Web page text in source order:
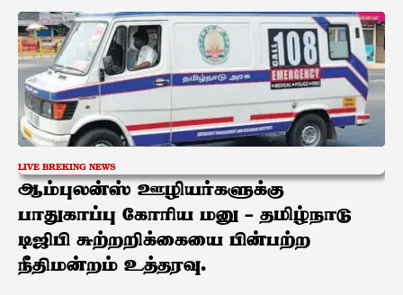
LIVE BREKING NEWS
ஆம்புலன்ஸ் ஊழியர்களுக்கு
பாதுகாப்பு கோரிய மனு – தமிழ்நாடு
டிஜிபி சுற்றறிக்கையை பின்பற்ற
நீதிமன்றம் உத்தரவு.